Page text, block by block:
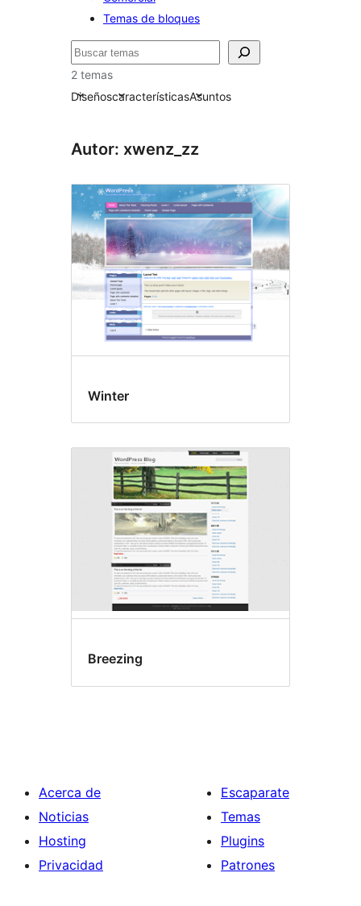
Temas de bloques
Buscar
2 temas
DiseñoscaracterísticasAsuntos
Autor: xwenz_zz
Winter
Breezing
Acerca de
Noticias
Hosting
Privacidad
Escaparate
Temas
Plugins
Patrones